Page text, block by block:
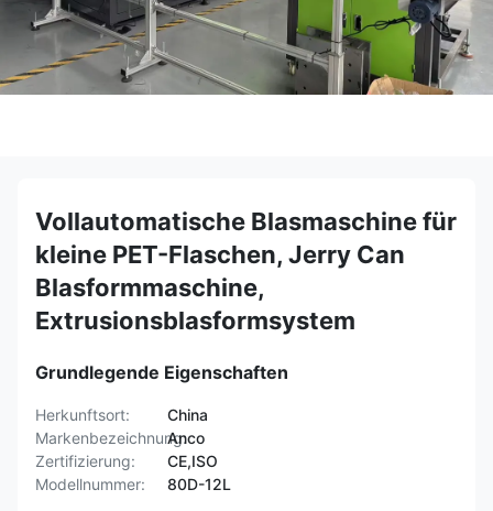
Vollautomatische Blasmaschine für
kleine PET-Flaschen, Jerry Can
Blasformmaschine,
Extrusionsblasformsystem
Grundlegende Eigenschaften
Herkunftsort:
China
Markenbezeichnung:Anco
Zertifizierung:
CE,ISO
Modellnummer:
80D-12L